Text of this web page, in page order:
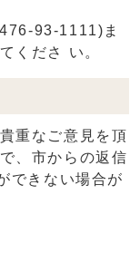
93-1111)ま
くださ い。
重なご意見を頂
、市からの返信
できない場合が